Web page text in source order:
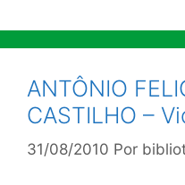
ANTÔNIO
CASTILHO –
31/08/2010 Por